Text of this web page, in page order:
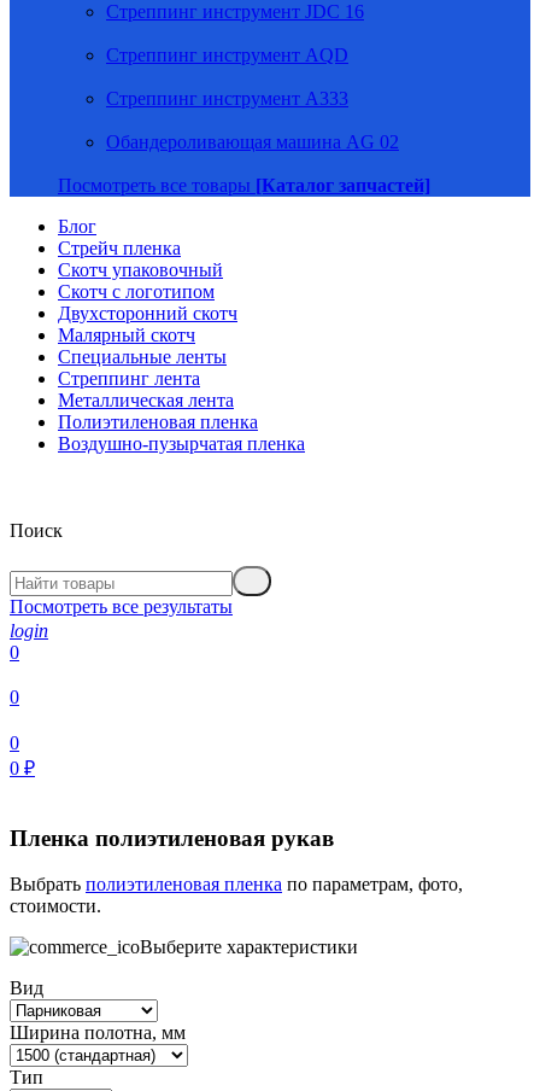
Стреппинг инструмент JDC 16
Стреппинг инструмент AQD
Стреппинг инструмент A333
Обандероливающая машина AG 02
Посмотреть все товары [Каталог запчастей]
Блог
Стрейч пленка
Скотч упаковочный
Скотч с логотипом
Двухсторонний скотч
Малярный скотч
Специальные ленты
Стреппинг лента
Металлическая лента
Полиэтиленовая пленка
Воздушно-пузырчатая пленка
Поиск
Посмотреть все результаты
login
0
0
0
0 ₽
Пленка полиэтиленовая рукав
Выбрать полиэтиленовая пленка по параметрам, фото,
стоимости.
Выберите характеристики
Вид
Ширина полотна, мм
Тип